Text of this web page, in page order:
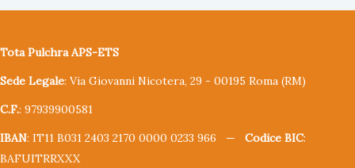
Tota Pulchra APS-ETS
Sede Legale: Via Giovanni Nicotera, 29 - 00195 Roma (RM)
C.F.: 97939900581
IBAN: IT11 B031 2403 2170 0000 0233 966 — Codice BIC:
BAFUITRRXXX